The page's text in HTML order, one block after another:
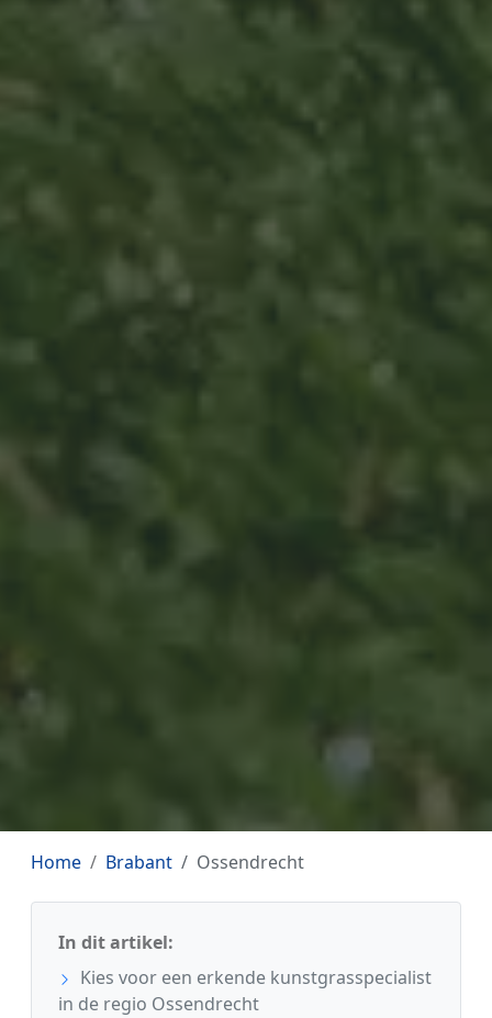
Home Brabant Ossendrecht
In dit artikel:
Kies voor een erkende kunstgrasspecialist
in de regio Ossendrecht